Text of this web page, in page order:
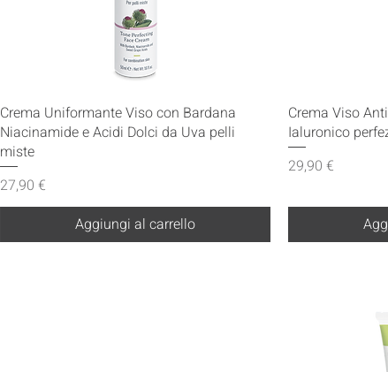
Vista rapida
Crema Uniformante Viso con Bardana
Niacinamide e Acidi Dolci da Uva pelli
miste
Prezzo
27,90 €
Aggiungi al carrello
Crema Viso
Ialuronico
Prezzo
29,90 €